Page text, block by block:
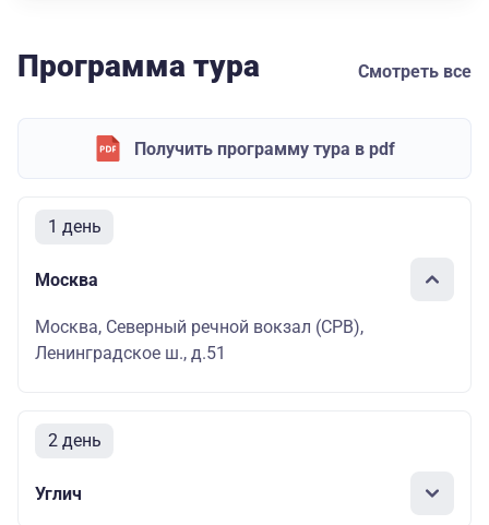
Программа тура Смотреть все
Получить программу тура в pdf
1 день
Москва
Москва, Северный речной вокзал (СРВ),
Ленинградское ш., д.51
2 день
Углич